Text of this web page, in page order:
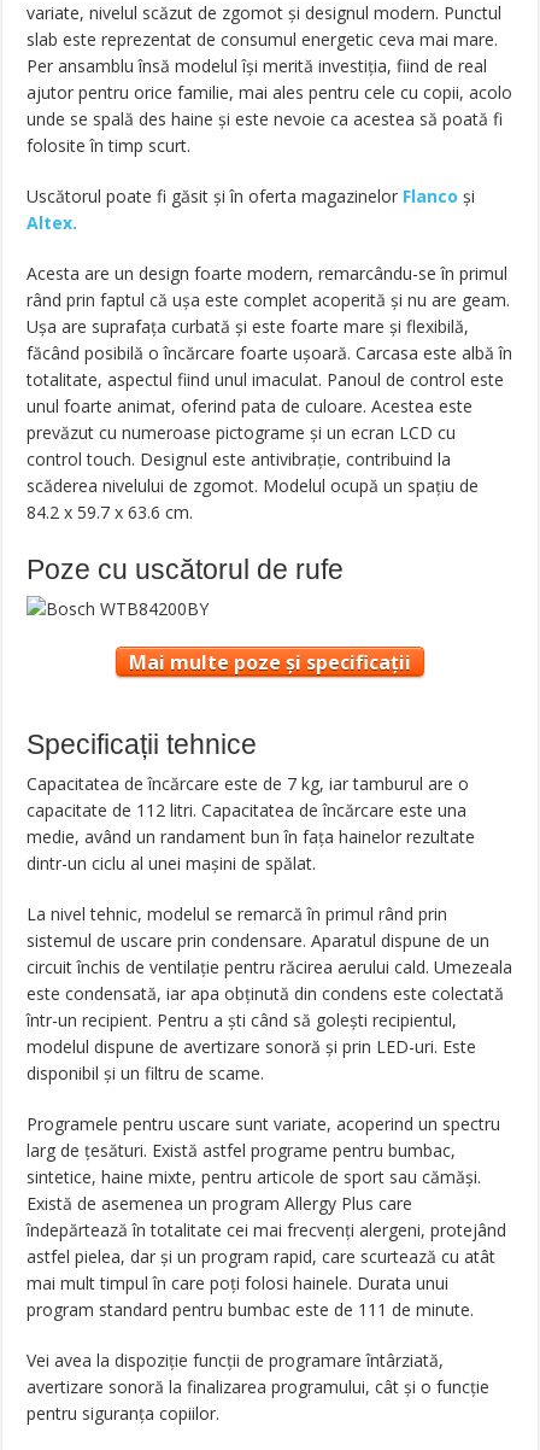
variate, nivelul scăzut de zgomot și designul modern. Punctul
slab este reprezentat de consumul energetic ceva mai mare.
Per ansamblu însă modelul își merită investiția, fiind de real
ajutor pentru orice familie, mai ales pentru cele cu copii, acolo
unde se spală des haine și este nevoie ca acestea să poată fi
folosite în timp scurt.
Uscătorul poate fi găsit și în oferta magazinelor Flanco și
Altex.
Acesta are un design foarte modern, remarcându-se în primul
rând prin faptul că ușa este complet acoperită și nu are geam.
Ușa are suprafața curbată și este foarte mare și flexibilă,
făcând posibilă o încărcare foarte ușoară. Carcasa este albă în
totalitate, aspectul fiind unul imaculat. Panoul de control este
unul foarte animat, oferind pata de culoare. Acestea este
prevăzut cu numeroase pictograme și un ecran LCD cu
control touch. Designul este antivibrație, contribuind la
scăderea nivelului de zgomot. Modelul ocupă un spațiu de
84.2 x 59.7 x 63.6 cm.
Poze cu uscătorul de rufe
Mai multe poze și specificații
Specificații tehnice
Capacitatea de încărcare este de 7 kg, iar tamburul are o
capacitate de 112 litri. Capacitatea de încărcare este una
medie, având un randament bun în fața hainelor rezultate
dintr-un ciclu al unei mașini de spălat.
La nivel tehnic, modelul se remarcă în primul rând prin
sistemul de uscare prin condensare. Aparatul dispune de un
circuit închis de ventilație pentru răcirea aerului cald. Umezeala
este condensată, iar apa obținută din condens este colectată
într-un recipient. Pentru a ști când să golești recipientul,
modelul dispune de avertizare sonoră și prin LED-uri. Este
disponibil și un filtru de scame.
Programele pentru uscare sunt variate, acoperind un spectru
larg de țesături. Există astfel programe pentru bumbac,
sintetice, haine mixte, pentru articole de sport sau cămăși.
Există de asemenea un program Allergy Plus care
îndepărtează în totalitate cei mai frecvenți alergeni, protejând
astfel pielea, dar și un program rapid, care scurtează cu atât
mai mult timpul în care poți folosi hainele. Durata unui
program standard pentru bumbac este de 111 de minute.
Vei avea la dispoziție funcții de programare întârziată,
avertizare sonoră la finalizarea programului, cât și o funcție
pentru siguranța copiilor.